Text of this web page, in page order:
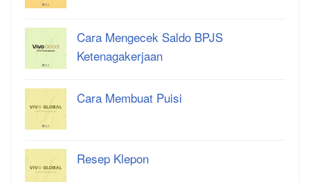
Cara Mengecek Saldo BPJS
Ketenagakerjaan
Cara Membuat Puisi
Resep Klepon